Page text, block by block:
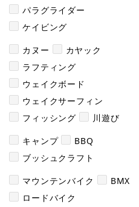
パラグライダー
ケイビング
カヌー
カヤック
ラフティング
ウェイクボード
ウェイクサーフィン
フィッシング
川遊び
キャンプ
BBQ
ブッシュクラフト
マウンテンバイク
BMX
ロードバイク